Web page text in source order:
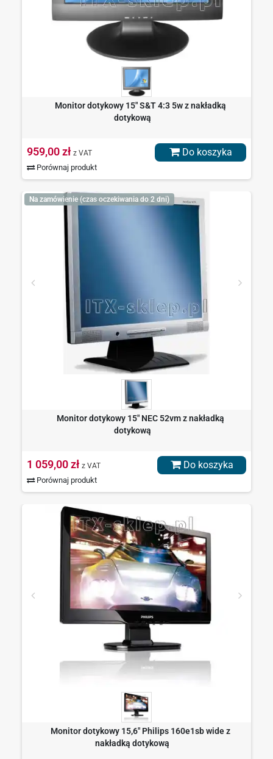
Monitor dotykowy 15" S&T 4:3 5w z nakładką
dotykową
959,00 zł z VAT
Porównaj produkt
Do koszyka
Na zamówienie (czas oczekiwania do 2 dni)
Monitor dotykowy 15" NEC 52vm z nakładką
dotykową
1 059,00 zł z VAT
Porównaj produkt
Do koszyka
Monitor dotykowy 15,6" Philips 160e1sb wide z
nakładką dotykową